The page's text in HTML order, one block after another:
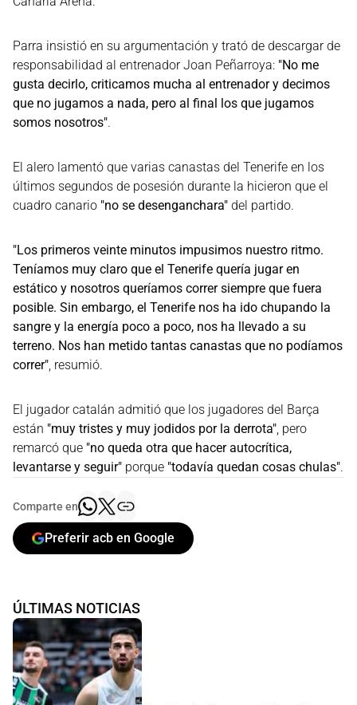
Parra insistió en su argumentación y trató de descargar de
responsabilidad al entrenador Joan Peñarroya: "No me
gusta decirlo, criticamos mucha al entrenador y decimos
que no jugamos a nada, pero al final los que jugamos
somos nosotros".
El alero lamentó que varias canastas del Tenerife en los
últimos segundos de posesión durante la hicieron que el
cuadro canario "no se desenganchara" del partido.
"Los primeros veinte minutos impusimos nuestro ritmo.
Teníamos muy claro que el Tenerife quería jugar en
estático y nosotros queríamos correr siempre que fuera
posible. Sin embargo, el Tenerife nos ha ido chupando la
sangre y la energía poco a poco, nos ha llevado a su
terreno. Nos han metido tantas canastas que no podíamos
correr" , resumió.
El jugador catalán admitió que los jugadores del Barça
están "muy tristes y muy jodidos por la derrota" , pero
remarcó que "no queda otra que hacer autocrítica,
levantarse y seguir" porque "todavía quedan cosas chulas".
Comparte en
Preferir acb en Google
ÚLTIMAS NOTICIAS